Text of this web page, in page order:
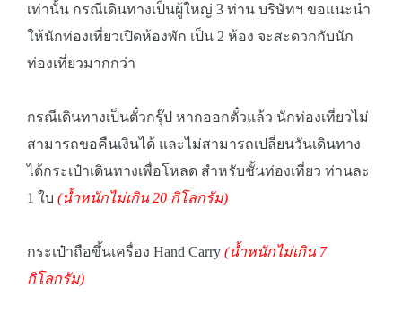
เท่านั้น กรณีเดินทางเป็นผู้ใหญ่ 3 ท่าน บริษัทฯ ขอแนะนำ
ให้นักท่องเที่ยวเปิดห้องพัก เป็น 2 ห้อง จะสะดวกกับนัก
ท่องเที่ยวมากกว่า
กรณีเดินทางเป็นตั๋วกรุ๊ป หากออกตั๋วแล้ว นักท่องเที่ยวไม่
สามารถขอคืนเงินได้ และไม่สามารถเปลี่ยนวันเดินทาง
ได้กระเป๋าเดินทางเพื่อโหลด สำหรับชั้นท่องเที่ยว ท่านละ
1 ใบ (น้ำหนักไม่เกิน 20 กิโลกรัม)
กระเป๋าถือขึ้นเครื่อง Hand Carry (น้ำหนักไม่เกิน 7
กิโลกรัม)